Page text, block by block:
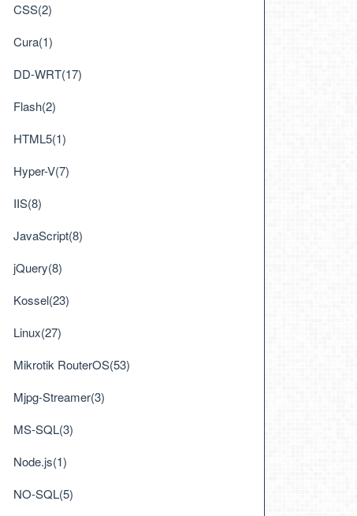
CSS(2)
Cura(1)
DD-WRT(17)
Flash(2)
HTML5(1)
Hyper-V(7)
IIS(8)
JavaScript(8)
jQuery(8)
Kossel(23)
Linux(27)
Mikrotik RouterOS(53)
Mjpg-Streamer(3)
MS-SQL(3)
Node.js(1)
NO-SQL(5)